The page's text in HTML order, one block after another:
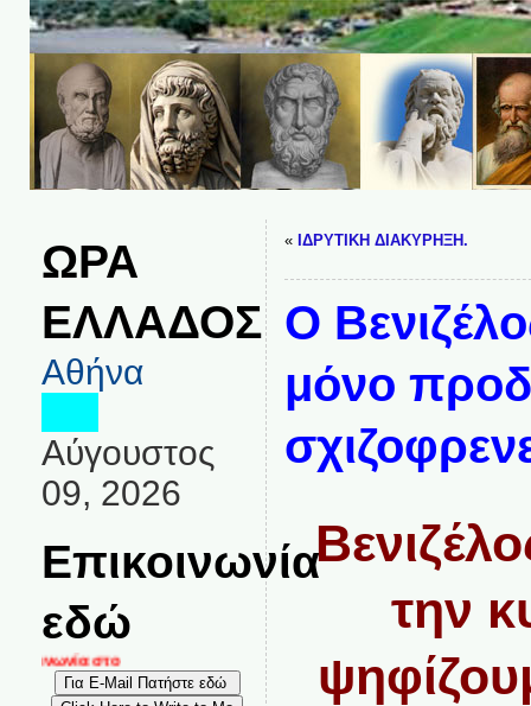
ΩΡΑ
ΕΛΛΑΔΟΣ
Αθήνα
Αύγουστος
09, 2026
Επικοινωνία
εδώ
στο
« ΙΔΡΥΤΙΚΗ ΔΙΑΚΥΡΗΞΗ.
Ο
μόνο
την